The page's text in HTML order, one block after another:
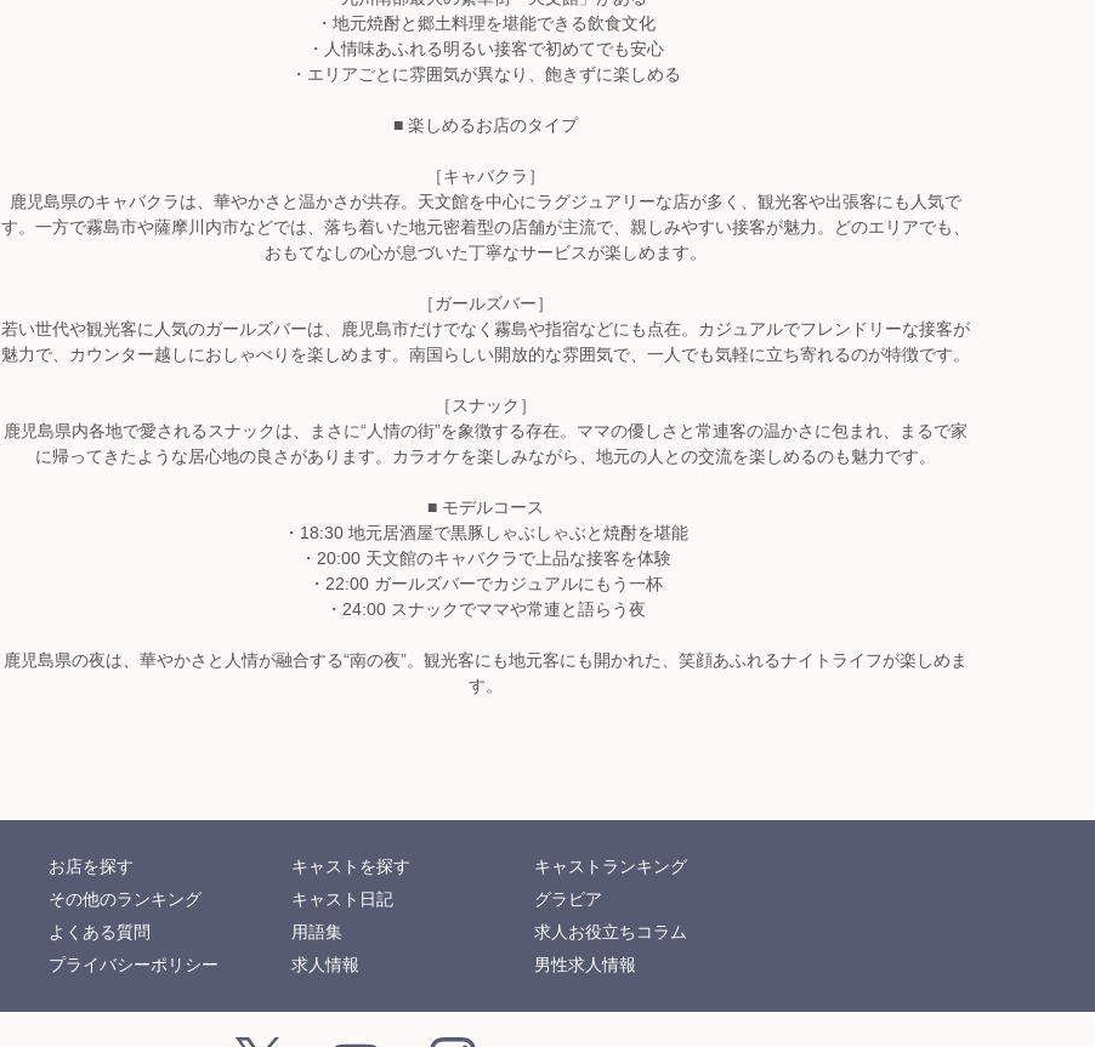
・地元焼酎と郷土料理を堪能できる飲食文化
・人情味あふれる明るい接客で初めてでも安心
・エリアごとに雰囲気が異なり、飽きずに楽しめる
■ 楽しめるお店のタイプ
［キャバクラ］
鹿児島県のキャバクラは、華やかさと温かさが共存。天文館を中心にラグジュアリーな店が多く、観光客や出張客にも人気で
す。一方で霧島市や薩摩川内市などでは、落ち着いた地元密着型の店舗が主流で、親しみやすい接客が魅力。どのエリアでも、
おもてなしの心が息づいた丁寧なサービスが楽しめます。
［ガールズバー］
若い世代や観光客に人気のガールズバーは、鹿児島市だけでなく霧島や指宿などにも点在。カジュアルでフレンドリーな接客が
魅力で、カウンター越しにおしゃべりを楽しめます。南国らしい開放的な雰囲気で、一人でも気軽に立ち寄れるのが特徴です。
［スナック］
鹿児島県内各地で愛されるスナックは、まさに“人情の街”を象徴する存在。ママの優しさと常連客の温かさに包まれ、まるで家
に帰ってきたような居心地の良さがあります。カラオケを楽しみながら、地元の人との交流を楽しめるのも魅力です。
■ モデルコース
・18:30 地元居酒屋で黒豚しゃぶしゃぶと焼酎を堪能
・20:00 天文館のキャバクラで上品な接客を体験
・22:00 ガールズバーでカジュアルにもう一杯
・24:00 スナックでママや常連と語らう夜
鹿児島県の夜は、華やかさと人情が融合する“南の夜”。観光客にも地元客にも開かれた、笑顔あふれるナイトライフが楽しめま
す。
お店を探す キャストを探す
キャストランキング
その他のランキング キャスト日記
グラビア
よくある質問 用語集
求人お役立ちコラム
プライバシーポリシー 求人情報 男性求人情報